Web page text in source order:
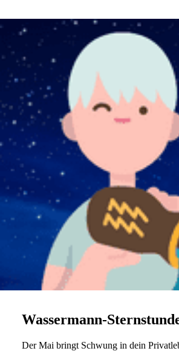
Wassermann-
Der Mai bringt Schwung in dein